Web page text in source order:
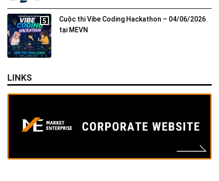
5
Cuộc thi Vibe Coding Hackathon – 04/06/2026
tại MEVN
LINKS